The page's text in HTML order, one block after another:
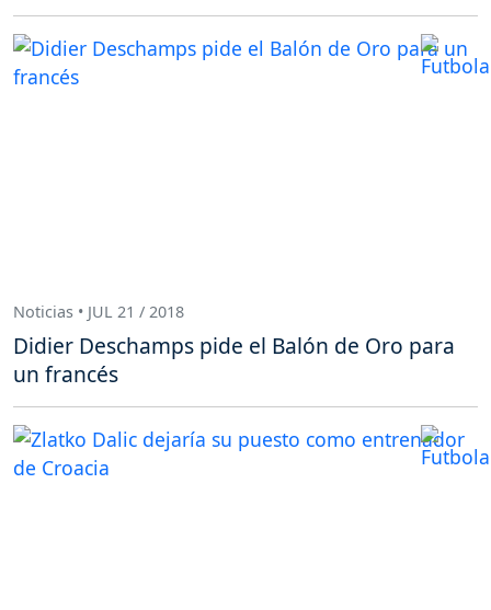
Noticias • JUL 21 / 2018
Didier Deschamps pide el Balón de Oro para
un francés